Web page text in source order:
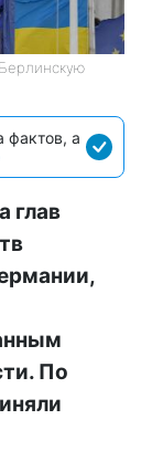
фактов, а
глав
По